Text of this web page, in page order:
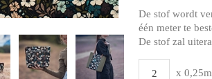
De stof wordt
één meter te
De stof zal
x 0,25m